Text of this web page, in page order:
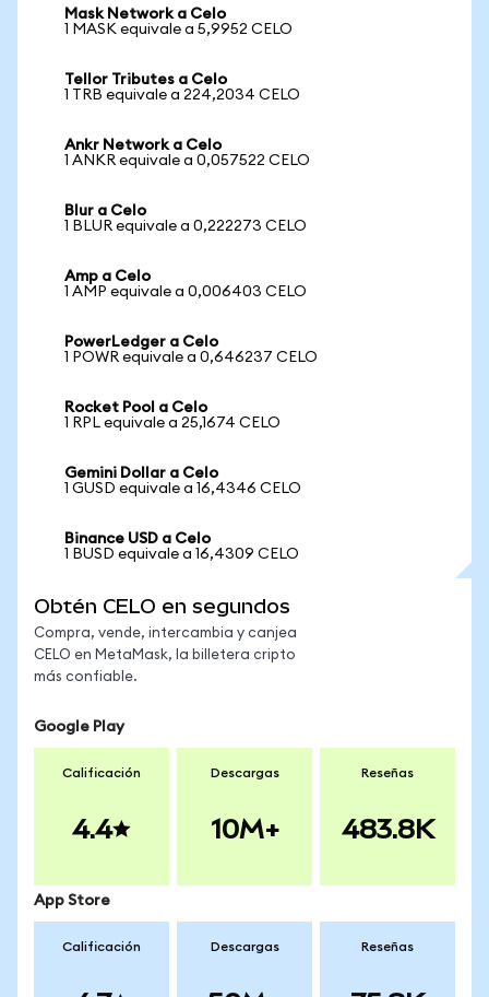
Mask Network a Celo
1 MASK equivale a 5,9952 CELO
Tellor Tributes a Celo
1 TRB equivale a 224,2034 CELO
Ankr Network a Celo
1 ANKR equivale a 0,057522 CELO
Blur a Celo
1 BLUR equivale a 0,222273 CELO
Amp a Celo
1 AMP equivale a 0,006403 CELO
PowerLedger a Celo
1 POWR equivale a 0,646237 CELO
Rocket Pool a Celo
1 RPL equivale a 25,1674 CELO
Gemini Dollar a Celo
1 GUSD equivale a 16,4346 CELO
Binance USD a Celo
1 BUSD equivale a 16,4309 CELO
Obtén CELO en segundos
Compra, vende, intercambia y canjea
CELO en MetaMask, la billetera cripto
más confiable.
Google Play
Calificación
4.4
Descargas
10M+
Reseñas
483.8K
App Store
Calificación Descargas Reseñas